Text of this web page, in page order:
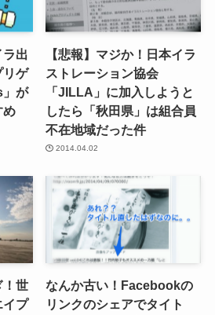
出
リゲ
が
め
【悲報】マジか！日本イラ
ストレーション協会
「JILLA」に加入しようと
したら「秋田県」は組合員
不在地域だった件
2014.04.02
！世
イプ
なんか古い！Facebookの
リンクのシェアでタイト